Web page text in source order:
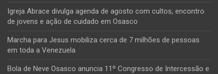
Igreja Abrace divulga agenda de agosto com cultos, encontro
de jovens e ação de cuidado em Osasco
Marcha para Jesus mobiliza cerca de 7 milhões de pessoas
em toda a Venezuela
Bola de Neve Osasco anuncia 11º Congresso de Intercessão e